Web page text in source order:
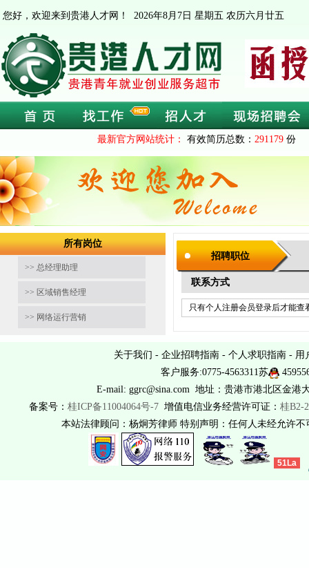
您好，欢迎来到贵港人才网！ 2026年8月7日 星期五 农历六月廿五
最新官方网站统计： 有效简历总数： 291179 份
所有岗位
>> 总经理助理
>> 区域销售经理
>> 网络运行营销
招聘职位
联系方式
只有个人注册会员登录后才能查
关于我们 - 企业招聘指南 - 个人求职指南 - 用
客户服务:0775-4563311苏
E-mail: ggrc@sina.com 地址：贵港市港北区金港
备案号： 桂ICP备11004064号-7增值电信业务经营许可证： 桂B2-
本站法律顾问：杨炯芳律师 特别声明：任何人未经允许
51La